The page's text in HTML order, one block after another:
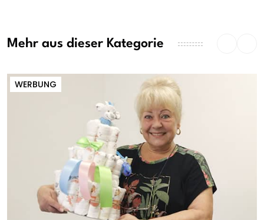
Mehr aus dieser Kategorie
WERBUNG